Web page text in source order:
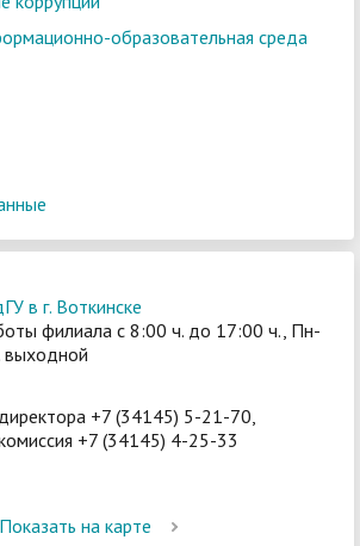
образовательная среда
в г. Воткинске
филиала с 8:00 ч. до 17:00 ч., Пн-
выходной
+7 (34145) 5-21-70,
+7 (34145) 4-25-33
Показать на карте